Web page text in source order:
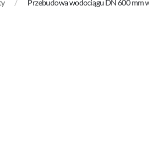
Przebudowa wodociągu DN 600 mm